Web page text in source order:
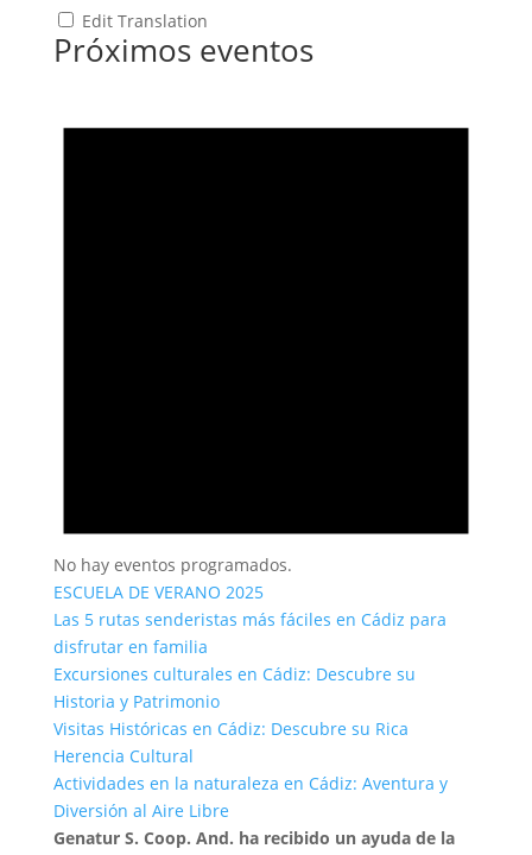
Edit Translation
Próximos eventos
No hay eventos programados.
ESCUELA DE VERANO 2025
Las 5 rutas senderistas más fáciles en Cádiz para
disfrutar en familia
Excursiones culturales en Cádiz: Descubre su
Historia y Patrimonio
Visitas Históricas en Cádiz: Descubre su Rica
Herencia Cultural
Actividades en la naturaleza en Cádiz: Aventura y
Diversión al Aire Libre
Genatur S. Coop. And. ha recibido un ayuda de la